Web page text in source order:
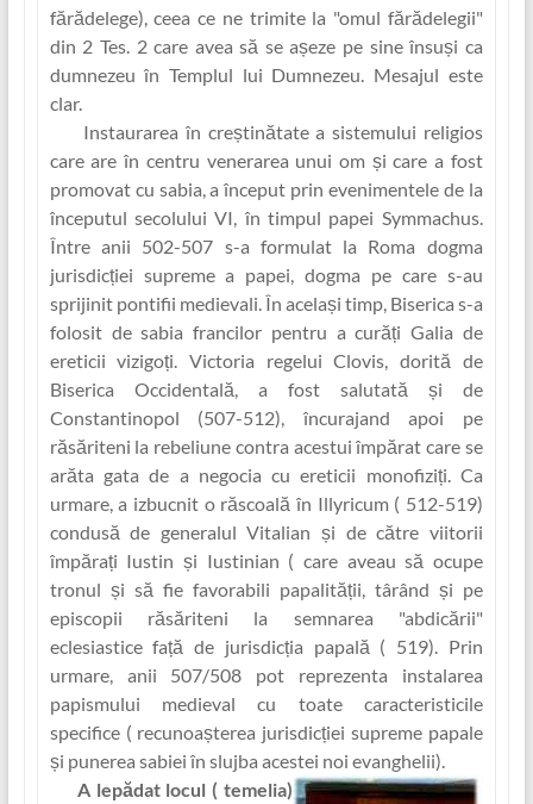
fărădelege), ceea ce ne trimite la "omul fărădelegii"
din 2 Tes. 2 care avea să se așeze pe sine însuși ca
dumnezeu în Templul lui Dumnezeu. Mesajul este
clar.
Instaurarea în creștinătate a sistemului religios
care are în centru venerarea unui om și care a fost
promovat cu sabia, a început prin evenimentele de la
începutul secolului VI, în timpul papei Symmachus.
Între anii 502-507 s-a formulat la Roma dogma
jurisdicț‏iei supreme a papei, dogma pe care s-au
sprijinit pontifii medievali. În același timp, Biserica s-a
folosit de sabia francilor pentru a curăț‏i Galia de
ereticii vizigoț‏i. Victoria regelui Clovis, dorită de
Biserica Occidentală, a fost salutată și de
Constantinopol (507-512), încurajand apoi pe
răsăriteni la rebeliune contra acestui împărat care se
arăta gata de a negocia cu ereticii monofizi‏ți. Ca
urmare, a izbucnit o răscoală în Illyricum ( 512-519)
condusă de generalul Vitalian și de către viitorii
împăraț‏i Iustin și Iustinian ( care aveau să ocupe
tronul și să fie favorabili papalită‏ții, târând și pe
episcopii răsăriteni la semnarea "abdicării"
eclesiastice faț‏ă de jurisdicț‏ia papală ( 519). Prin
urmare, anii 507/508 pot reprezenta instalarea
papismului medieval cu toate caracteristicile
specifice ( recunoașterea jurisdicț‏iei supreme papale
și punerea sabiei în slujba acestei noi evanghelii).
A lepădat locul ( temelia)